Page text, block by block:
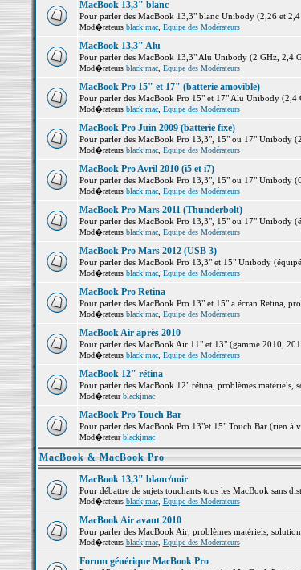
MacBook 13,3" blanc
Pour parler des MacBook 13,3" blanc Unibody (2,26 et
Mod�rateurs blackjmac, Equipe des Modérateurs
MacBook 13,3" Alu
Pour parler des MacBook 13,3" Alu Unibody (2 GHz, 2,4
Mod�rateurs blackjmac, Equipe des Modérateurs
MacBook Pro 15" et 17" (batterie amovible)
Pour parler des MacBook Pro 15" et 17" Alu Unibody (2,4
Mod�rateurs blackjmac, Equipe des Modérateurs
MacBook Pro Juin 2009 (batterie fixe)
Pour parler des MacBook Pro 13,3", 15" ou 17" Unibody
Mod�rateurs blackjmac, Equipe des Modérateurs
MacBook Pro Avril 2010 (i5 et i7)
Pour parler des MacBook Pro 13,3", 15" ou 17" Unibody
Mod�rateurs blackjmac, Equipe des Modérateurs
MacBook Pro Mars 2011 (Thunderbolt)
Pour parler des MacBook Pro 13,3", 15" ou 17" Unibody
Mod�rateurs blackjmac, Equipe des Modérateurs
MacBook Pro Mars 2012 (USB 3)
Pour parler des MacBook Pro 13,3" et 15" Unibody
Mod�rateurs blackjmac, Equipe des Modérateurs
MacBook Pro Retina
Pour parler des MacBook Pro 13" et 15" a écran Retina,
Mod�rateurs blackjmac, Equipe des Modérateurs
MacBook Air après 2010
Pour parler des MacBook Air 11" et 13" (gamme 2010,
Mod�rateurs blackjmac, Equipe des Modérateurs
MacBook 12" rétina
Pour parler des MacBook 12" rétina, problèmes matériels,
Mod�rateurblackjmac
MacBook Pro Touch Bar
Pour parler des MacBook Pro 13"et 15" Touch Bar (rien à
Mod�rateurblackjmac
MacBook & MacBook Pro
MacBook 13,3" blanc/noir
Pour débattre de sujets touchants tous les MacBook sans
Mod�rateurs blackjmac, Equipe des Modérateurs
MacBook Air avant 2010
Pour parler des MacBook Air, problèmes matériels,
Mod�rateurs blackjmac, Equipe des Modérateurs
Forum générique MacBook Pro